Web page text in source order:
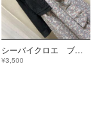
シーバイクロエ ブラックデニムジャケット 黒系
¥3,500